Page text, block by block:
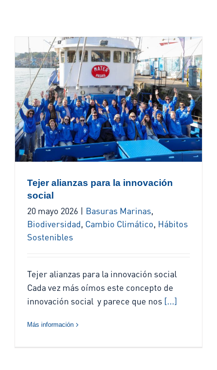
Tejer alianzas para la innovación
social
20 mayo 2026 | Basuras Marinas,
Biodiversidad, Cambio Climático, Hábitos
Sostenibles
Tejer alianzas para la innovación social
Cada vez más oímos este concepto de
innovación social y parece que nos [...]
Más información